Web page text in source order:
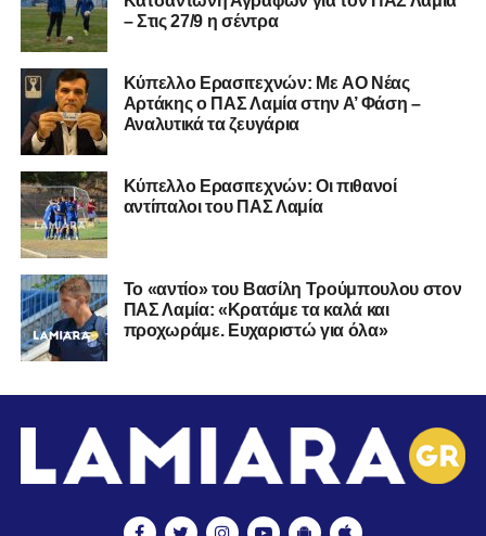
– Στις 27/9 η σέντρα
Kύπελλο Ερασιτεχνών: Με AO Nέας
Αρτάκης ο ΠΑΣ Λαμία στην Α’ Φάση –
Αναλυτικά τα ζευγάρια
Κύπελλο Ερασιτεχνών: Οι πιθανοί
αντίπαλοι του ΠΑΣ Λαμία
Το «αντίο» του Βασίλη Τρούμπουλου στον
ΠΑΣ Λαμία: «Κρατάμε τα καλά και
προχωράμε. Ευχαριστώ για όλα»